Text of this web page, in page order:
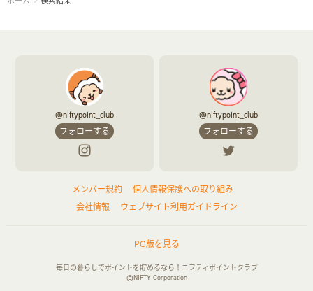
@niftypoint_club
フォローする
@niftypoint_club
フォローする
メンバー規約
個人情報保護への取り組み
会社情報
ウェブサイト利用ガイドライン
PC版を見る
毎日の暮らしでポイントを貯めるなら！ニフティポイントクラブ
©NIFTY Corporation